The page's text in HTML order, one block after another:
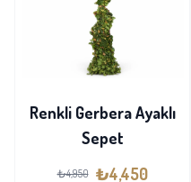
Renkli Gerbera Ayaklı
Sepet
₺4,950 ₺4,450